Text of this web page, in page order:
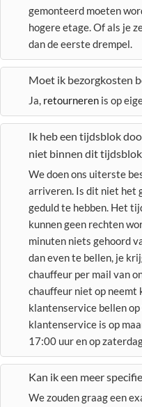
gemonteerd moeten
hogere etage. Of als je
dan de eerste drempel.
Moet ik bezorgkosten
Ja, retourneren is op
Ik heb een tijdsblok
niet binnen dit tijdsblok
We doen ons uiterste
arriveren. Is dit niet het
geduld te hebben. Het
kunnen geen rechten
minuten niets gehoord
dan even te bellen, je
chauffeur per mail van
chauffeur niet op neemt
klantenservice bellen
klantenservice is op
17:00 uur en op
Kan ik een meer
We zouden graag een